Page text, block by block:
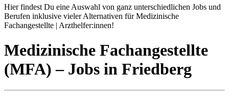
Hier findest Du eine Auswahl von ganz unterschiedlichen Jobs und
Berufen inklusive vieler Alternativen für Medizinische
Fachangestellte | Arzthelfer:innen!
Medizinische Fachangestellte
(MFA) – Jobs in Friedberg